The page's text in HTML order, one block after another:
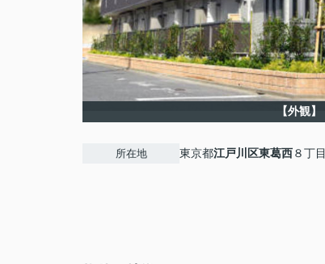
【外観】
所在地 東京都江戸川区東葛西８丁目